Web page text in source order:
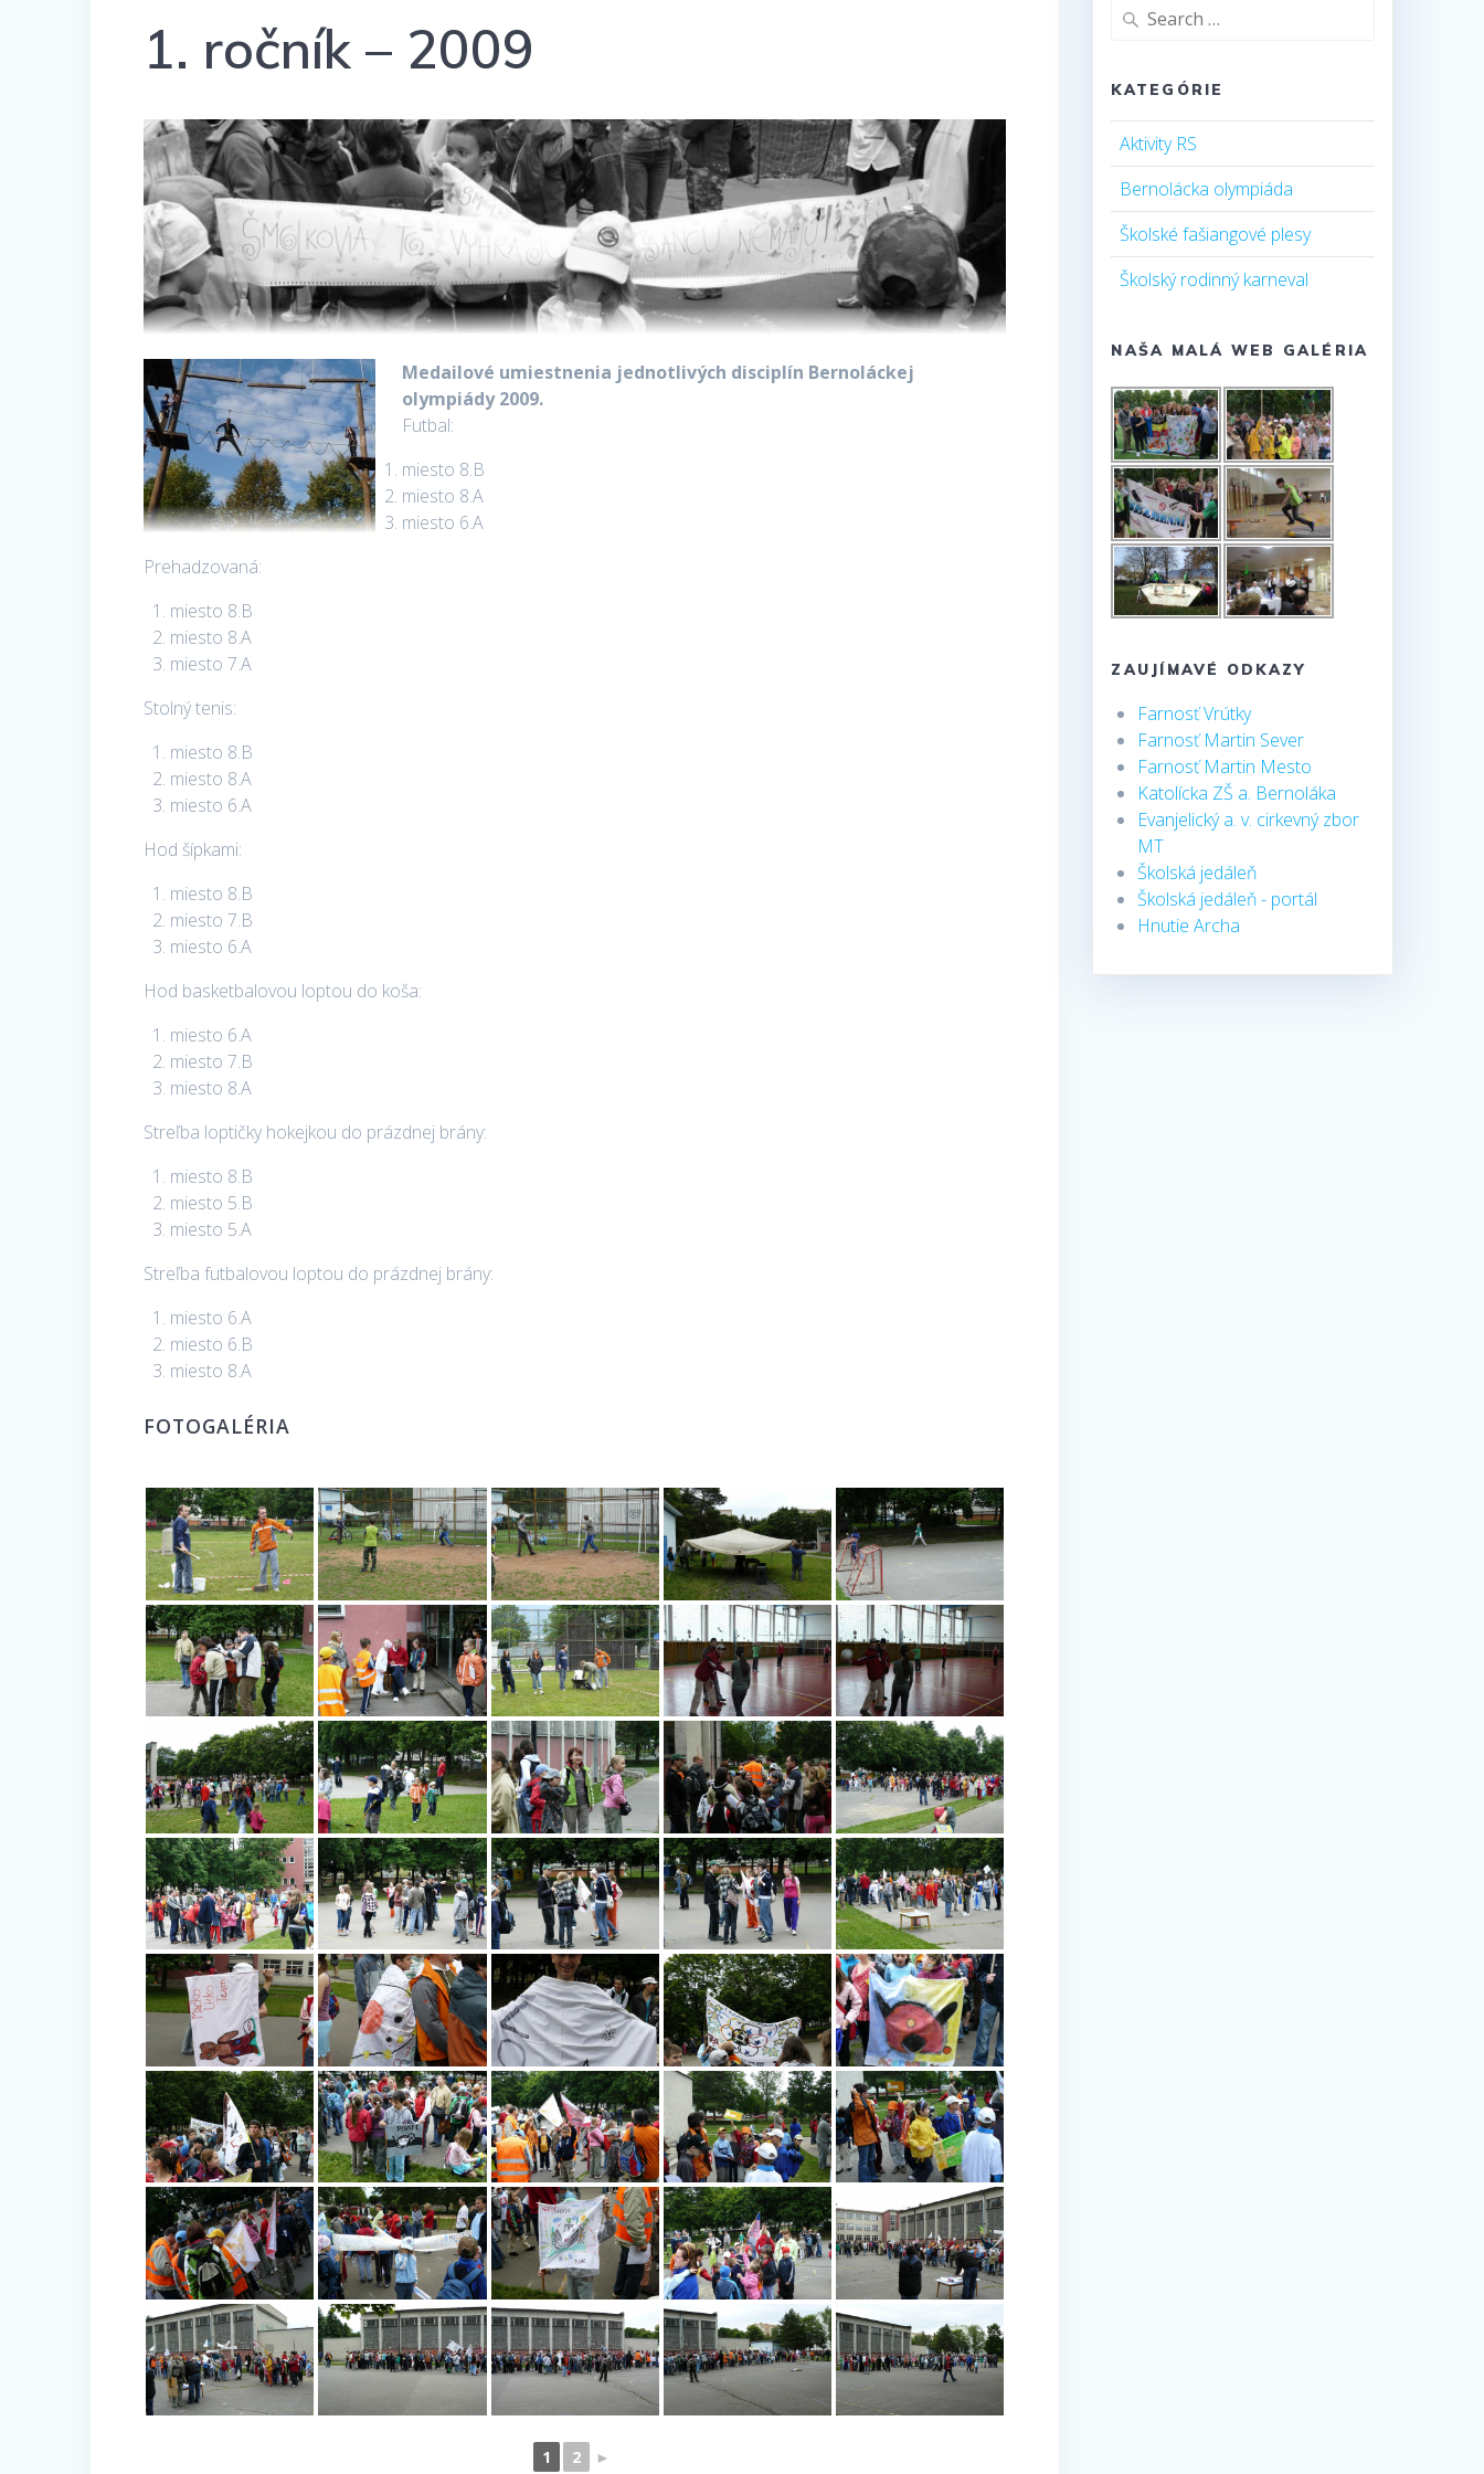
1. ročník – 2009
Medailové umiestnenia jednotlivých disciplín Bernoláckej
olympiády 2009.
Futbal:
miesto 8.B
miesto 8.A
miesto 6.A
Prehadzovaná:
miesto 8.B
miesto 8.A
miesto 7.A
Stolný tenis:
miesto 8.B
miesto 8.A
miesto 6.A
Hod šípkami:
miesto 8.B
miesto 7.B
miesto 6.A
Hod basketbalovou loptou do koša:
miesto 6.A
miesto 7.B
miesto 8.A
Streľba loptičky hokejkou do prázdnej brány:
miesto 8.B
miesto 5.B
miesto 5.A
Streľba futbalovou loptou do prázdnej brány:
miesto 6.A
miesto 6.B
miesto 8.A
FOTOGALÉRIA
1 2 ►
Search
KATEGÓRIE
Aktivity RS
Bernolácka olympiáda
Školské fašiangové plesy
Školský rodinný karneval
NAŠA MALÁ WEB GALÉRIA
ZAUJÍMAVÉ ODKAZY
Farnosť Vrútky
Farnosť Martin Sever
Farnosť Martin Mesto
Katolícka ZŠ a. Bernoláka
Evanjelický a. v. cirkevný zbor
MT
Školská jedáleň
Školská jedáleň - portál
Hnutie Archa